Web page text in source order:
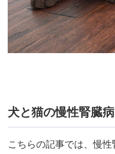
こちらの記事では、慢